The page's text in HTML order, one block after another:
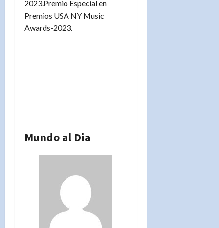
2023.Premio Especial en
Premios USA NY Music
Awards-2023.
Mundo al Dia